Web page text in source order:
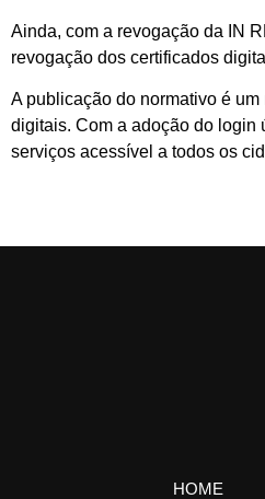
Ainda, com a revogação da IN
revogação dos certificados
A publicação do normativo é
digitais. Com a adoção do login
serviços acessível a todos os
HOME